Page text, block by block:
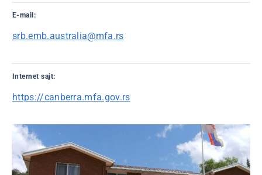
E-mail:
srb.emb.australia@mfa.rs
Internet sajt:
https://canberra.mfa.gov.rs